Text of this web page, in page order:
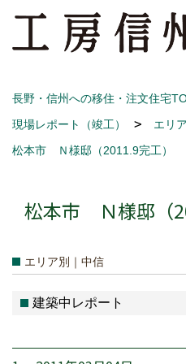
長野・信州への移住・注文住宅
現場レポート（竣工）
エリ
松本市 Ｎ様邸（2011.9完工）
松本市 Ｎ様邸（
エリア別｜中信
建築中レポート